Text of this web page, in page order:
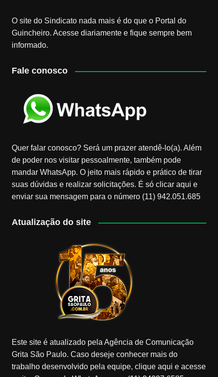
O site do Sindicato nada mais é do que o Portal do
Guincheiro. Acesse diariamente e fique sempre bem
informado.
Fale conosco
Quer falar conosco? Será um prazer atendê-lo(a). Além
de poder nos visitar pessoalmente, também pode
mandar WhatsApp. O jeito mais rápido e prático de tirar
suas dúvidas e realizar solicitações. É só clicar aqui e
enviar sua mensagem para o número (11) 942.051.685
Atualização do site
Este site é atualizado pela Agência de Comunicação
Grita São Paulo. Caso deseje conhecer mais do
trabalho desenvolvido pela equipe, clique aqui e acesse